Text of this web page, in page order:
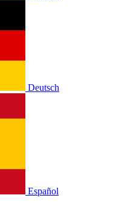
Deutsch
Español